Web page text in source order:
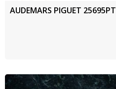
AUDEMARS PIGUET 25695PT